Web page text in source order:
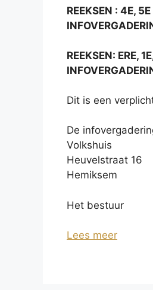
REEKSEN : 4E,
REEKSEN: ERE,
Dit is een
De
Volkshuis
Heuvelstraat 16
Hemiksem
Het bestuur
Lees meer